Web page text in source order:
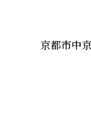
京都市中